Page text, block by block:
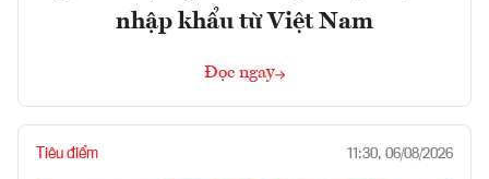
nhập khẩu từ Việt Nam
Đọc ngay
Tiêu điểm 11:30, 06/08/2026